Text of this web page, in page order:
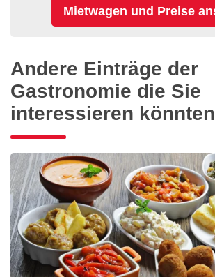
Andere Einträge der
Gastronomie die Sie
interessieren könnten